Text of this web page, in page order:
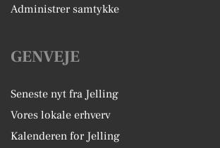
Administrer samtykke
GENVEJE
Seneste nyt fra Jelling
Vores lokale erhverv
Kalenderen for Jelling